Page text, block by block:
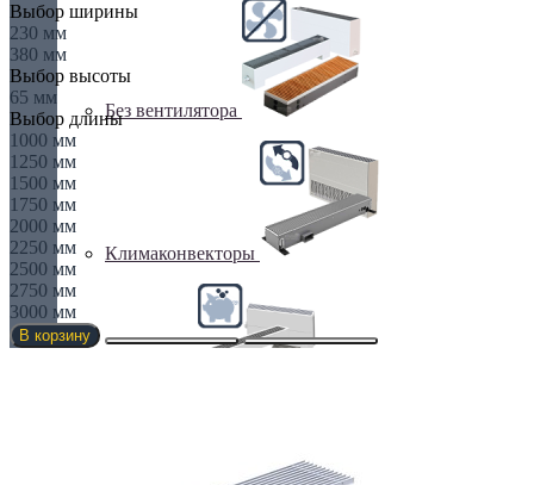
Без вентилятора
Климаконвекторы
Выбор ширины
230 мм
380 мм
Выбор высоты
65 мм
Выбор длины
1000 мм
1250 мм
1500 мм
1750 мм
2000 мм
2250 мм
2500 мм
2750 мм
3000 мм
В корзину